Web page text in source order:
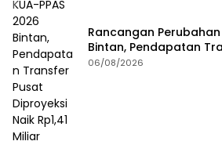
Rancangan Perubahan
Bintan, Pendapatan
Diproyeksi Naik Rp1,41
06/08/2026